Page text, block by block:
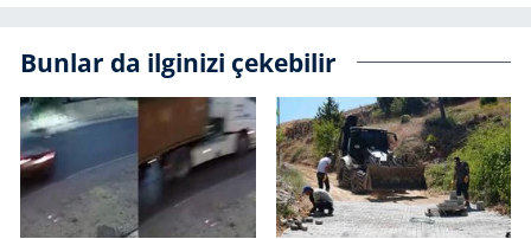
Bunlar da ilginizi çekebilir